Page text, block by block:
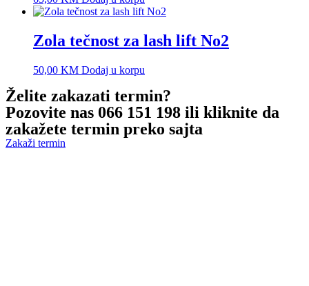
Zola tečnost za lash lift No2
50,00 KM Dodaj u korpu
Želite zakazati termin?
Pozovite nas 066 151 198 ili kliknite da
zakažete termin preko sajta
Zakaži termin